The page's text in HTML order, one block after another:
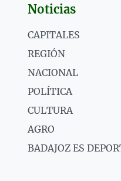
Noticias
CAPITALES
REGIÓN
NACIONAL
POLÍTICA
CULTURA
AGRO
BADAJOZ ES